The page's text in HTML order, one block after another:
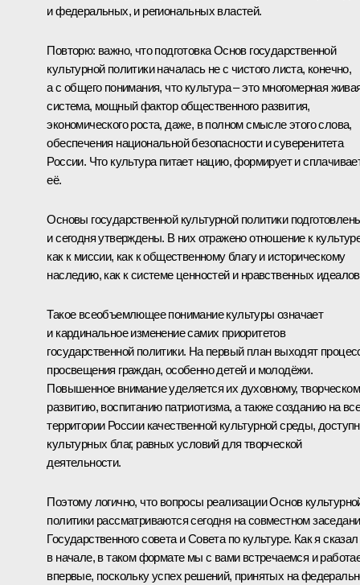
и федеральных, и региональных властей.
Повторю: важно, что подготовка Основ государственной
культурной политики началась не с чистого листа, конечно,
а с общего понимания, что культура – это многомерная
система, мощный фактор общественного развития,
экономического роста, даже, в полном смысле этого слова,
обеспечения национальной безопасности и суверенитета
России. Что культура питает нацию, формирует и
её.
Основы государственной культурной политики
и сегодня утверждены. В них отражено отношение к
как к миссии, как к общественному благу и историческому
наследию, как к системе ценностей и нравственных
Такое всеобъемлющее понимание культуры означает
и кардинальное изменение самих приоритетов
государственной политики. На первый план выходят
просвещения граждан, особенно детей и молодёжи.
Повышенное внимание уделяется их духовному,
развитию, воспитанию патриотизма, а также созданию на
территории России качественной культурной среды,
культурных благ, равных условий для творческой
деятельности.
Поэтому логично, что вопросы реализации Основ
политики рассматриваются сегодня на совместном
Государственного совета и Совета по культуре. Как я сказал
в начале, в таком формате мы с вами встречаемся и
впервые, поскольку успех решений, принятых на